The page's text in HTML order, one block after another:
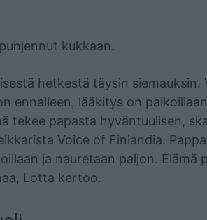
kukkaan.
hetkestä täysin siemauksin.
ennalleen, lääkitys on
tekee papasta hyväntuulisen,
Voice of Finlandia.
ja nauretaan paljon. Elämä
Lotta kertoo.